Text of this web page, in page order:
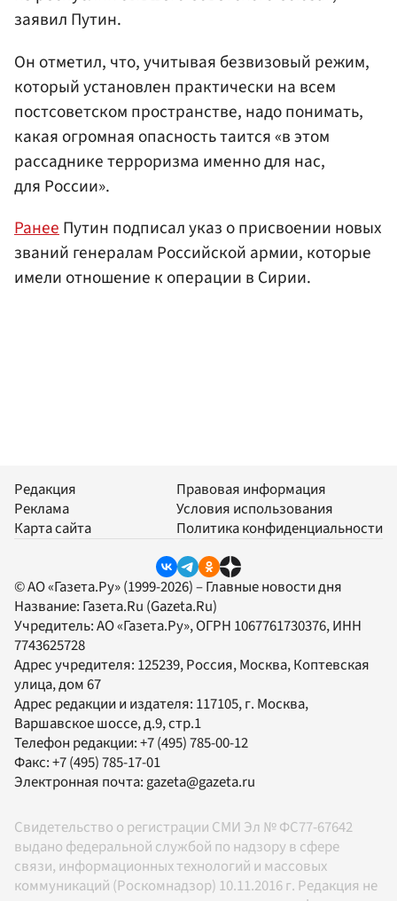
заявил Путин.
Он отметил, что, учитывая безвизовый режим,
который установлен практически на всем
постсоветском пространстве, надо понимать,
какая огромная опасность таится «в этом
рассаднике терроризма именно для нас,
для России».
РанееПутин подписал указ о присвоении новых
званий генералам Российской армии, которые
имели отношение к операции в Сирии.
Редакция
Реклама
Карта сайта
Правовая информация
Условия использования
Политика конфиденциальности
© АО «Газета.Ру» (1999-2026) – Главные новости дня
Название: Газета.Ru (Gazeta.Ru)
Учредитель:АО «Газета.Ру», ОГРН 1067761730376, ИНН
7743625728
Адрес учредителя: 125239, Россия, Москва, Коптевская
улица, дом 67
Адрес редакции и издателя: 117105, г. Москва,
Варшавское шоссе, д.9, стр.1
Телефон редакции:+7 (495) 785-00-12
Факс:+7 (495) 785-17-01
Электронная почта:gazeta@gazeta.ru
Свидетельство о регистрации СМИ Эл № ФС77-67642
выдано федеральной службой по надзору в сфере
связи, информационных технологий и массовых
коммуникаций (Роскомнадзор) 10.11.2016 г. Редакция не